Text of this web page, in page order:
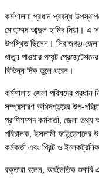
কর্মশালায় প্রধান প্রবন্ধ
মোহাম্মদ আব্দুল হামিদ মিয়া। এ
উপস্থিত ছিলেন। সিরাজগঞ্জ
খাতুন পাওয়ার পয়েন্ট
বিভিন্ন দিক তুলে ধরেন।
কর্মশালায় জেলা পরিষদের প্রধান
সম্প্রসারণ অধিদপ্তরের উপ-
প্রাণিসম্পদ কর্মকর্তা, জেলা
পরিচালক, ইসলামী ফাউন্ডেশনের
কর্মকর্তা এবং প্রিন্ট ও
বক্তারা বলেন, অর্থনৈতিক শুমারি